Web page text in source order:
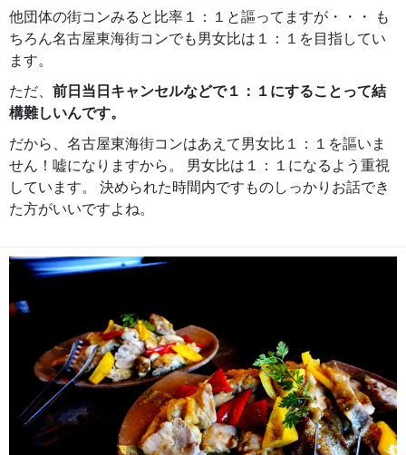
他団体の街コンみると比率１：１と謳ってますが・・・ も
ちろん名古屋東海街コンでも男女比は１：１を目指してい
ます。
ただ、 前日当日キャンセルなどで１：１にすることって結
構難しいんです。
だから、名古屋東海街コンはあえて男女比１：１を謳いま
せん！嘘になりますから。 男女比は１：１になるよう重視
しています。 決められた時間内ですものしっかりお話でき
た方がいいですよね。